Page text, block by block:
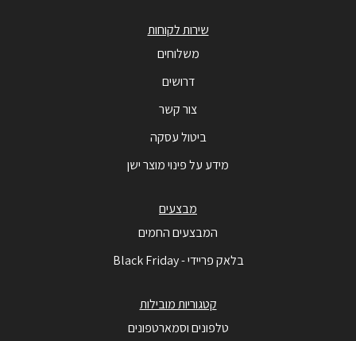
שירות לקוחות
משלוחים
דרושים
צור קשר
ביטול עסקה
מידע על פינוי מוצר ישן
מבצעים
המבצעים החמים
בלאק פריידי - Black Friday
קטגוריות מובילות
טלפונים וסמארטפונים